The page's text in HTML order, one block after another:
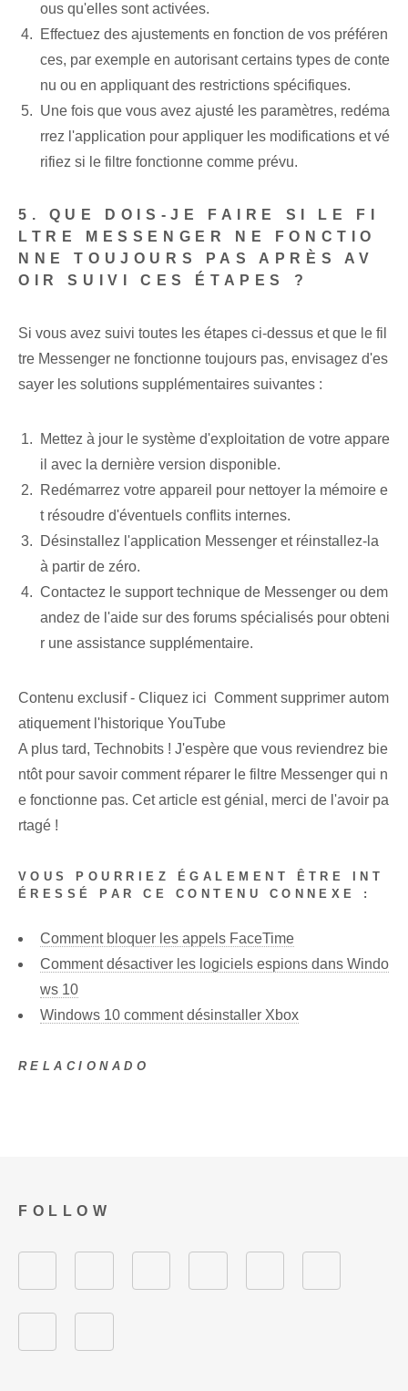
ous qu'elles sont activées.
Effectuez des ajustements en fonction de vos préféren
ces, par exemple en autorisant certains types de conte
nu ou en appliquant des restrictions spécifiques.
Une fois que vous avez ajusté les paramètres, redéma
rrez l'application pour appliquer les modifications et vé
rifiez si le filtre fonctionne comme prévu.
5. QUE DOIS-JE FAIRE SI LE FI
LTRE MESSENGER NE FONCTIO
NNE TOUJOURS PAS APRÈS AV
OIR SUIVI CES ÉTAPES ?
Si vous avez suivi toutes les étapes ci-dessus et que le fil
tre Messenger ne fonctionne toujours pas, envisagez d'es
sayer les solutions supplémentaires suivantes :
Mettez à jour le système d'exploitation de votre appare
il avec la dernière version disponible.
Redémarrez ⁢votre appareil pour nettoyer la mémoire⁢ e
t résoudre d'éventuels conflits internes.
Désinstallez l'application Messenger et réinstallez-la
à partir de zéro.
Contactez le support technique de Messenger ou dem
andez de l'aide sur des forums spécialisés pour obteni
r une assistance supplémentaire.
Contenu exclusif - Cliquez ici Comment supprimer autom
atiquement l'historique YouTube
A plus tard, Technobits ! J'espère que vous reviendrez bie
ntôt pour savoir comment réparer le filtre Messenger qui n
e fonctionne pas. Cet article est génial, merci de l'avoir pa
rtagé !
VOUS POURRIEZ ÉGALEMENT ÊTRE INT
ÉRESSÉ PAR CE CONTENU CONNEXE :
Comment bloquer les appels FaceTime
Comment désactiver les logiciels espions dans Windo
ws 10
Windows 10 comment désinstaller Xbox
RELACIONADO
FOLLOW